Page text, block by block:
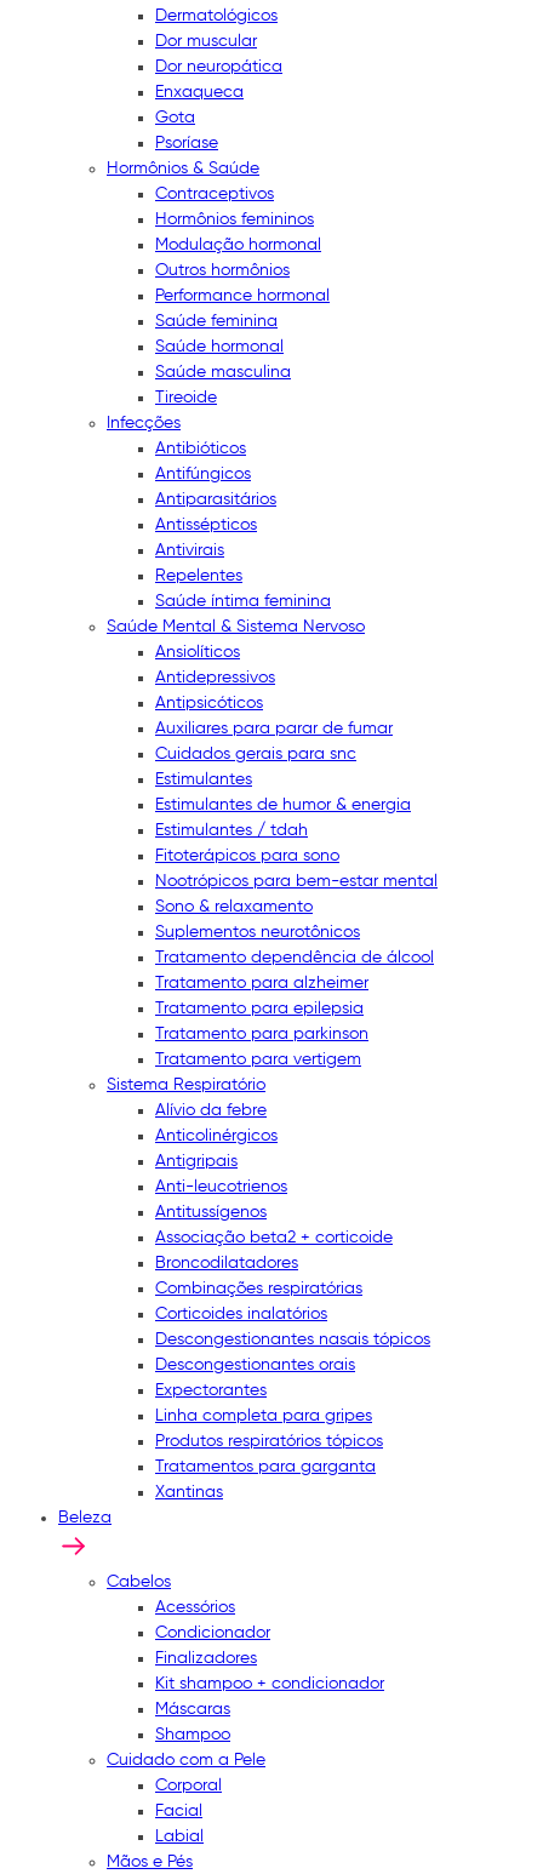
Dermatológicos
Dor muscular
Dor neuropática
Enxaqueca
Gota
Psoríase
Hormônios & Saúde
Contraceptivos
Hormônios femininos
Modulação hormonal
Outros hormônios
Performance hormonal
Saúde feminina
Saúde hormonal
Saúde masculina
Tireoide
Infecções
Antibióticos
Antifúngicos
Antiparasitários
Antissépticos
Antivirais
Repelentes
Saúde íntima feminina
Saúde Mental & Sistema Nervoso
Ansiolíticos
Antidepressivos
Antipsicóticos
Auxiliares para parar de fumar
Cuidados gerais para snc
Estimulantes
Estimulantes de humor & energia
Estimulantes / tdah
Fitoterápicos para sono
Nootrópicos para bem-estar mental
Sono & relaxamento
Suplementos neurotônicos
Tratamento dependência de álcool
Tratamento para alzheimer
Tratamento para epilepsia
Tratamento para parkinson
Tratamento para vertigem
Sistema Respiratório
Alívio da febre
Anticolinérgicos
Antigripais
Anti-leucotrienos
Antitussígenos
Associação beta2 + corticoide
Broncodilatadores
Combinações respiratórias
Corticoides inalatórios
Descongestionantes nasais tópicos
Descongestionantes orais
Expectorantes
Linha completa para gripes
Produtos respiratórios tópicos
Tratamentos para garganta
Xantinas
Beleza
Cabelos
Acessórios
Condicionador
Finalizadores
Kit shampoo + condicionador
Máscaras
Shampoo
Cuidado com a Pele
Corporal
Facial
Labial
Mãos e Pés